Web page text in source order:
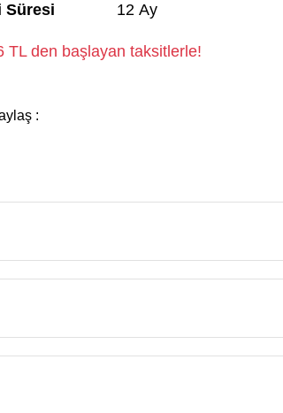
Süresi 12 Ay
TL den başlayan taksitlerle!
: